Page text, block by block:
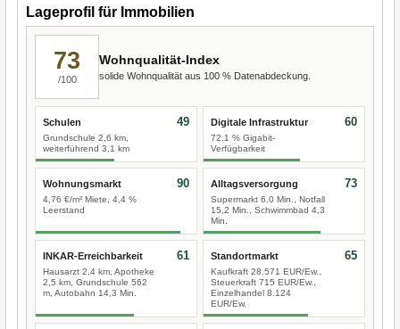
Lageprofil für Immobilien
73
/100
Wohnqualität-Index
solide Wohnqualität aus 100 % Datenabdeckung.
Schulen
Grundschule 2,6 km,
weiterführend 3,1 km
49 Digitale Infrastruktur
72,1 % Gigabit-
Verfügbarkeit
60
Wohnungsmarkt
4,76 €/m² Miete, 4,4 %
Leerstand
90 Alltagsversorgung
Supermarkt 6,0 Min., Notfall
15,2 Min., Schwimmbad 4,3
Min.
73
INKAR-Erreichbarkeit
Hausarzt 2,4 km, Apotheke
2,5 km, Grundschule 562
m, Autobahn 14,3 Min.
61 Standortmarkt
Kaufkraft 28.571 EUR/Ew.,
Steuerkraft 715 EUR/Ew.,
Einzelhandel 8.124
EUR/Ew.
65